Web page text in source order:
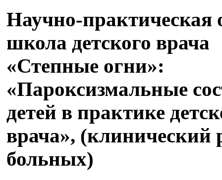
Научно-практическая
школа детского врача
«Степные огни»:
«Пароксизмальные
детей в практике
врача», (клинический
больных)